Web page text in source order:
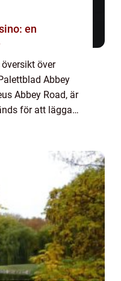
en
över
Abbey
Abbey Road, är
för att lägga